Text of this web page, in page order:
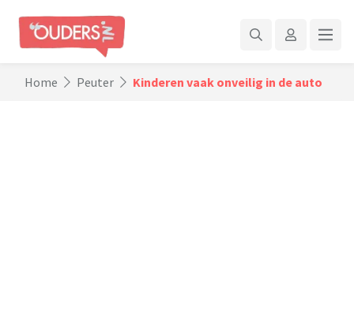
Home Peuter Kinderen vaak onveilig in de auto